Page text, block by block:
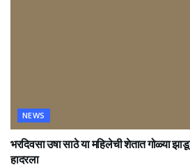
NEWS
भरदिवसा उषा साठे या महिलेची शेतात गोळ्या
हादरला